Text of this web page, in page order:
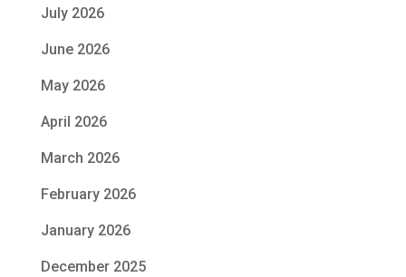
July 2026
June 2026
May 2026
April 2026
March 2026
February 2026
January 2026
December 2025